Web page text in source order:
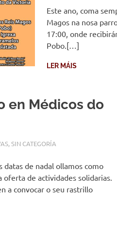
Este ano, coma
Magos na nosa
17:00, onde
Pobo.[…]
LER MÁIS
en Médicos do
,SIN CATEGORÍA
datas de nadal ollamos como
oferta de actividades solidarias.
a convocar o seu rastrillo